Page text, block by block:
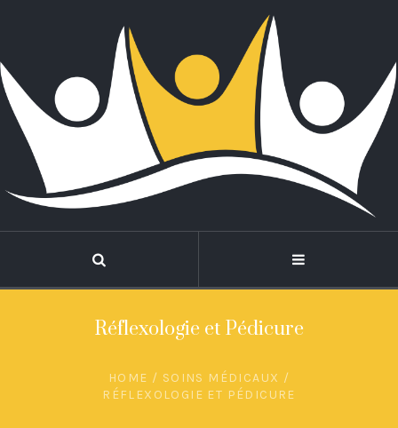
Réflexologie et Pédicure
HOME / SOINS MÉDICAUX /
RÉFLEXOLOGIE ET PÉDICURE